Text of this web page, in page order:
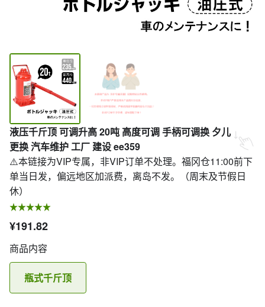
液压千斤顶 可调升高 20吨 高度可调 手柄可调换 夕儿
更换 汽车维护 工厂 建设 ee359
⚠️本链接为VIP专属，非VIP订单不处理。福冈仓11:00前下
单当日发，偏远地区加派费，离岛不发。（周末及节假日
休）
¥191.82
商品内容
瓶式千斤顶